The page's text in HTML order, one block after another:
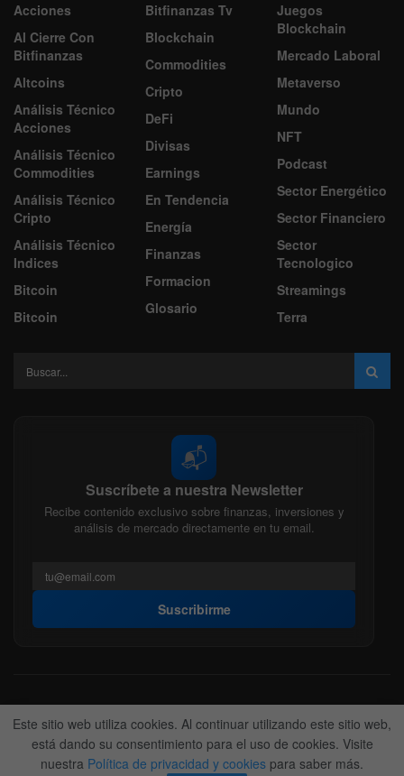
Acciones
Al Cierre Con
Bitfinanzas
Altcoins
Análisis Técnico
Acciones
Análisis Técnico
Commodities
Análisis Técnico
Cripto
Análisis Técnico
Indices
Bitcoin
Bitcoin
Bitfinanzas Tv
Blockchain
Commodities
Cripto
DeFi
Divisas
Earnings
En Tendencia
Energía
Finanzas
Formacion
Glosario
Juegos
Blockchain
Mercado Laboral
Metaverso
Mundo
NFT
Podcast
Sector Energético
Sector Financiero
Sector
Tecnologico
Streamings
Terra
📬
Suscríbete a nuestra Newsletter
Recibe contenido exclusivo sobre finanzas, inversiones y
análisis de mercado directamente en tu email.
Suscribirme
Acerca de nosotros Politica Editorial
Nuestro Equipo
Contactanos
Anunciate
© 2022-2026BitFinanzas- Hecho porTeam DM. 😎
Este sitio web utiliza cookies. Al continuar utilizando este sitio web,
está dando su consentimiento para el uso de cookies. Visite
nuestra Política de privacidad y cookies para saber más.